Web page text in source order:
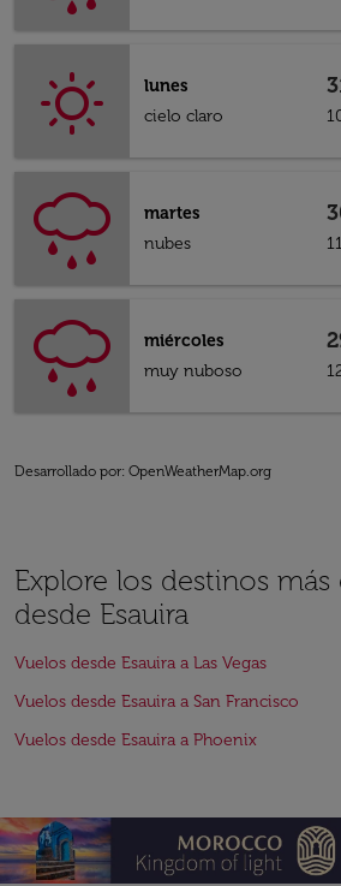
lunes
cielo claro
martes
nubes
miércoles
muy nuboso
Desarrollado por: OpenWeatherMap.org
Explore los destinos más
desde Esauira
Vuelos desde Esauira a Las Vegas
Vuelos desde Esauira a San Francisco
Vuelos desde Esauira a Phoenix